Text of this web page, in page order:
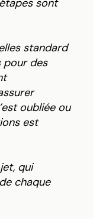
sont
standard
pour des
oubliée ou
est
qui
chaque